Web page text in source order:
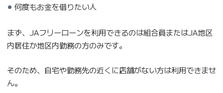
何度もお金を借りたい人
まず、JAフリーローンを利用できるのは組合員またはJA地区
内居住か地区内勤務の方のみです。
そのため、自宅や勤務先の近くに店舗がない方は利用できませ
ん。